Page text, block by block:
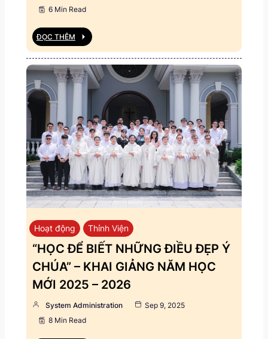
6 Min Read
ĐỌC THÊM
Hoạt động Thỉnh Viện
“HỌC ĐỂ BIẾT NHỮNG ĐIỀU ĐẸP Ý
CHÚA” – KHAI GIẢNG NĂM HỌC
MỚI 2025 – 2026
System Administration
Sep 9, 2025
8 Min Read